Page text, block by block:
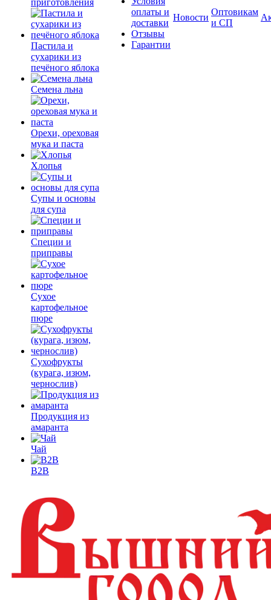
приготовления
Пастила и
сухарики из
печёного яблока
Семена льна
Орехи, ореховая
мука и паста
Хлопья
Супы и основы
для супа
Специи и
приправы
Сухое
картофельное
пюре
Сухофрукты
(курага, изюм,
чернослив)
Продукция из
амаранта
Чай
B2B
оплаты и
доставки
Отзывы
Гарантии
Новости
Оптовикам
и СП